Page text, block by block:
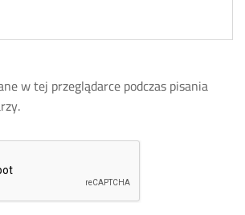
w tej przeglądarce podczas pisania